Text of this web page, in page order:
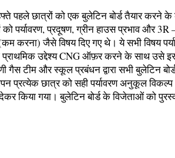
पहले छात्रों को एक बुलेटिन बोर्ड तैयार करने के
को पर्यावरण, प्रदूषण, ग्रीन हाउस प्रभाव और 3R
करना) जैसे विषय दिए गए थे। ये सभी विषय
उद्देश्य CNG ऑफ़र करने के साथ उसे
गैस टीम और स्कूल प्रबंधन द्वारा सभी बुलेटिन
प्रत्येक छात्र को सही पर्यावरण अनुकूल
किया गया। बुलेटिन बोर्ड के विजेताओं को